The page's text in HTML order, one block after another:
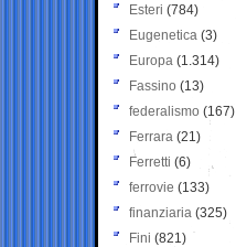
Esteri (784)
Eugenetica (3)
Europa (1.314)
Fassino (13)
federalismo (167)
Ferrara (21)
Ferretti (6)
ferrovie (133)
finanziaria (325)
Fini (821)